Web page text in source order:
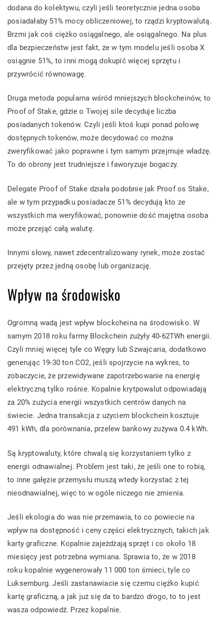
dodana do kolektywu, czyli jeśli teoretycznie jedna osoba
posiadałaby 51% mocy obliczeniowej, to rządzi kryptowalutą.
Brzmi jak coś ciężko osiągalnego, ale osiągalnego. Na plus
dla bezpieczeństw jest fakt, że w tym modelu jeśli osoba X
osiągnie 51%, to inni mogą dokupić więcej sprzętu i
przywrócić równowagę.
Druga metoda popularna wśród mniejszych blockcheinów, to
Proof of Stake, gdzie o Twojej sile decyduje liczba
posiadanych tokenów. Czyli jeśli ktoś kupi ponad połowę
dostępnych tokenów, może decydować co można
zweryfikować jako poprawne i tym samym przejmuje władzę.
To do obrony jest trudniejsze i faworyzuje bogaczy.
Delegate Proof of Stake działa podobnie jak Proof os Stake,
ale w tym przypadku posiadacze 51% decydują kto ze
wszystkich ma weryfikować, ponownie dość majętna osoba
może przejąć całą walutę.
Innymi słowy, nawet zdecentralizowany rynek, może zostać
przejęty przez jedną osobę lub organizację.
Wpływ na środowisko
Ogromną wadą jest wpływ blockcheina na środowisko. W
samym 2018 roku farmy Blockchein zużyły 40-62TWh energii.
Czyli mniej więcej tyle co Węgry lub Szwajcaria, dodatkowo
generując 19-30 ton CO2, jeśli spojrzycie na wykres, to
zobaczycie, że przewidywane zapotrzebowanie na energię
elektryczną tylko rośnie. Kopalnie krytpowalut odpowiadają
za 20% zużycia energii wszystkich centrów danych na
świecie. Jedna transakcja z użyciem blockchein kosztuje
491 kWh, dla porównania, przelew bankowy zużywa 0.4 kWh.
Są kryptowaluty, które chwalą się korzystaniem tylko z
energii odnawialnej. Problem jest taki, że jeśli one to robią,
to inne gałęzie przemysłu muszą wtedy korzystać z tej
nieodnawialnej, więc to w ogóle niczego nie zmienia.
Jeśli ekologia do was nie przemawia, to co powiecie na
wpływ na dostępność i ceny części elektrycznych, takich jak
karty graficzne. Kopalnie zajeżdżają sprzęt i co około 18
miesięcy jest potrzebna wymiana. Sprawia to, że w 2018
roku kopalnie wygenerowały 11 000 ton śmieci, tyle co
Luksemburg. Jeśli zastanawiacie się czemu ciężko kupić
kartę graficzną, a jak już się da to bardzo drogo, to to jest
wasza odpowiedź. Przez kopalnie.